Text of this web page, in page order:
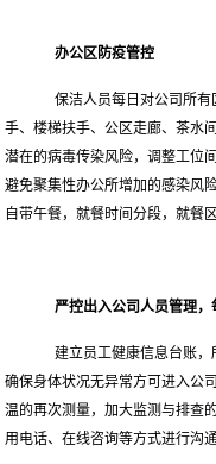
办公区防疫管控
保洁人员每日对公司所有
手、楼梯扶手、公区走廊、茶水
潜在的病毒传染风险，调整工位
避免聚集性办公所增加的感染风
自带午餐，就餐时间分段，就餐
严控出入公司人员管理，
建立员工健康信息台账，
确保身体状况无异常方可进入公
温的再次测量，加大监测与排查
用电话、在线咨询等方式进行沟通